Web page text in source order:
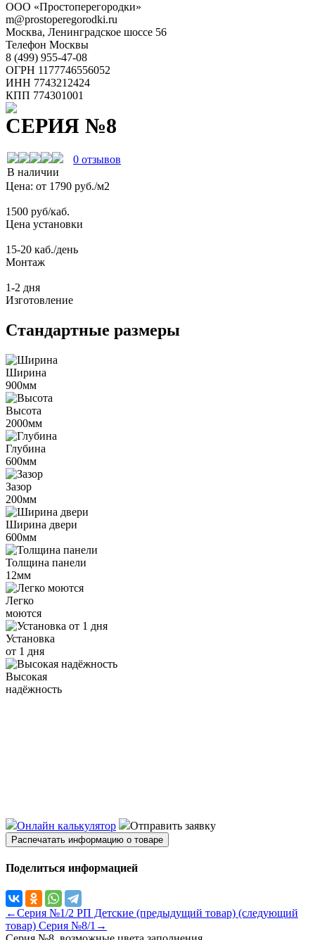
ООО «Простоперегородки»
m@prostoperegorodki.ru
Москва, Ленинградское шоссе 56
Телефон Москвы
8 (499) 955-47-08
ОГРН 1177746556052
ИНН 7743212424
КПП 774301001
СЕРИЯ №8
0 отзывов
В наличии
Цена: от 1790 руб./м2
1500 руб/каб.
Цена установки
15-20 каб./день
Монтаж
1-2 дня
Изготовление
Стандартные размеры
Ширина
900мм
Высота
2000мм
Глубина
600мм
Зазор
200мм
Ширина двери
600мм
Толщина панели
12мм
Легко
моются
Установка
от 1 дня
Высокая
надёжность
Онлайн калькулятор Отправить заявку
Распечатать информацию о товаре
Поделиться информацией
←Серия №1/2 РП Детские (предыдущий товар) (следующий
товар) Серия №8/1→